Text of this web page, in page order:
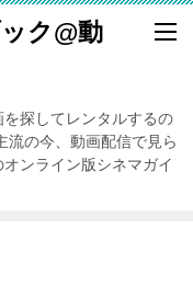
ク@動
探してレンタルするの
流の今、動画配信で見ら
ンライン版シネマガイ